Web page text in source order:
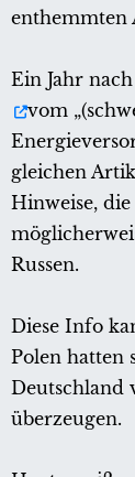
enthemmten
Ein Jahr
vom
gleichen
Hinweise,
Russen.
Diese Info
Polen hatten
Deutschland
überzeugen.